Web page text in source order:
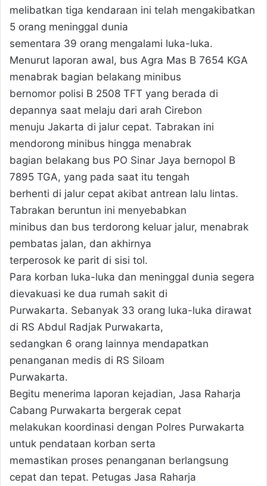
melibatkan tiga kendaraan ini telah mengakibatkan
5 orang meninggal dunia
sementara 39 orang mengalami luka-luka.
Menurut laporan awal, bus Agra Mas B 7654 KGA
menabrak bagian belakang minibus
bernomor polisi B 2508 TFT yang berada di
depannya saat melaju dari arah Cirebon
menuju Jakarta di jalur cepat. Tabrakan ini
mendorong minibus hingga menabrak
bagian belakang bus PO Sinar Jaya bernopol B
7895 TGA, yang pada saat itu tengah
berhenti di jalur cepat akibat antrean lalu lintas.
Tabrakan beruntun ini menyebabkan
minibus dan bus terdorong keluar jalur, menabrak
pembatas jalan, dan akhirnya
terperosok ke parit di sisi tol.
Para korban luka-luka dan meninggal dunia segera
dievakuasi ke dua rumah sakit di
Purwakarta. Sebanyak 33 orang luka-luka dirawat
di RS Abdul Radjak Purwakarta,
sedangkan 6 orang lainnya mendapatkan
penanganan medis di RS Siloam
Purwakarta.
Begitu menerima laporan kejadian, Jasa Raharja
Cabang Purwakarta bergerak cepat
melakukan koordinasi dengan Polres Purwakarta
untuk pendataan korban serta
memastikan proses penanganan berlangsung
cepat dan tepat. Petugas Jasa Raharja